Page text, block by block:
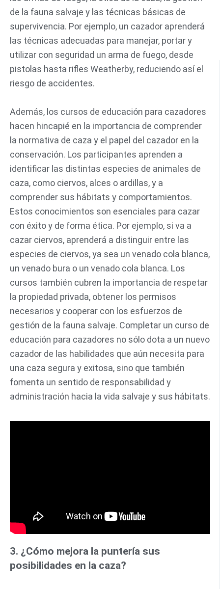
de la fauna salvaje y las técnicas básicas de
supervivencia. Por ejemplo, un cazador aprenderá
las técnicas adecuadas para manejar, portar y
utilizar con seguridad un arma de fuego, desde
pistolas hasta rifles Weatherby, reduciendo así el
riesgo de accidentes.
Además, los cursos de educación para cazadores
hacen hincapié en la importancia de comprender
la normativa de caza y el papel del cazador en la
conservación. Los participantes aprenden a
identificar las distintas especies de animales de
caza, como ciervos, alces o ardillas, y a
comprender sus hábitats y comportamientos.
Estos conocimientos son esenciales para cazar
con éxito y de forma ética. Por ejemplo, si va a
cazar ciervos, aprenderá a distinguir entre las
especies de ciervos, ya sea un venado cola blanca,
un venado bura o un venado cola blanca. Los
cursos también cubren la importancia de respetar
la propiedad privada, obtener los permisos
necesarios y cooperar con los esfuerzos de
gestión de la fauna salvaje. Completar un curso de
educación para cazadores no sólo dota a un nuevo
cazador de las habilidades que aún necesita para
una caza segura y exitosa, sino que también
fomenta un sentido de responsabilidad y
administración hacia la vida salvaje y sus hábitats.
3. ¿Cómo mejora la puntería sus
posibilidades en la caza?